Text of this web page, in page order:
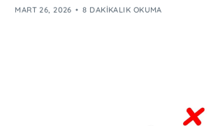
MART 26, 2026 8 DAKIKALIK OKUMA